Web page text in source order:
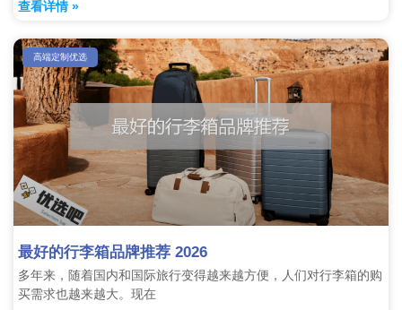
查看详情 »
高端定制优选
最好的行李箱品牌推荐 2026
多年来，随着国内和国际旅行变得越来越方便，人们对行李箱的购
买需求也越来越大。现在